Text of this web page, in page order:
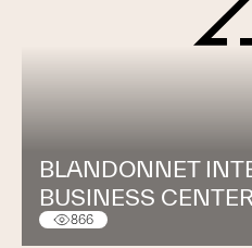
BLANDONNET
BUSINESS CENTER
866